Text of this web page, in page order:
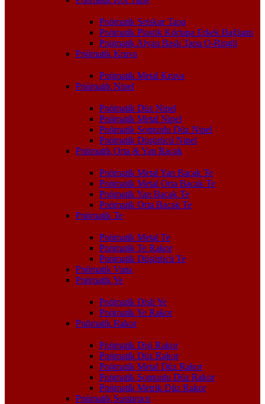
Pnömatik Setskur Tapa
Pnömatik Plastik Körtapa Erkek Bağlantı
Pnömatik Alyan Başlı Tapa O-Ringli
Pnömatik Kruva
Pnömatik Metal Kruva
Pnömatik Nipel
Pnömatik Düz Nipel
Pnömatik Metal Nipel
Pnömatik Somunlu Düz Nipel
Pnömatik Düşürücü Nipel
Pnömatik Orta & Yan Bacak
Pnömatik Metal Yan Bacak Te
Pnömatik Metal Orta Bacak Te
Pnömatik Yan Bacak Te
Pnömatik Orta Bacak Te
Pnömatik Te
Pnömatik Metal Te
Pnömatik Te Rakor
Pnömatik Düşürücü Te
Pnömatik Vana
Pnömatik Ye
Pnömatik Dişli Ye
Pnömatik Ye Rakor
Pnömatik Rakor
Pnömatik Dişi Rakor
Pnömatik Düz Rakor
Pnömatik Metal Düz Rakor
Pnömatik Somunlu Düz Rakor
Pnömatik Metrik Düz Rakor
Pnömatik Susturucu